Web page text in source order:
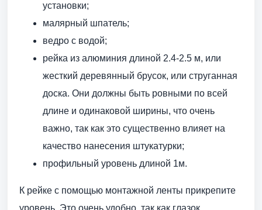
установки;
малярный шпатель;
ведро с водой;
рейка из алюминия длиной 2.4-2.5 м, или
жесткий деревянный брусок, или струганная
доска. Они должны быть ровными по всей
длине и одинаковой ширины, что очень
важно, так как это существенно влияет на
качество нанесения штукатурки;
профильный уровень длиной 1м.
К рейке с помощью монтажной ленты прикрепите
уровень. Это очень удобно, так как глазок